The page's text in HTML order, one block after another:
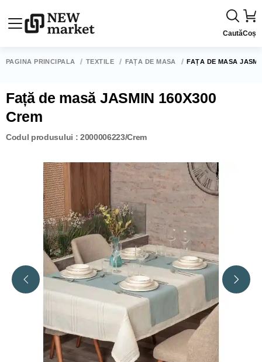
CautăCoș
PAGINA PRINCIPALĂ TEXTILE FAȚĂ DE MASĂ FAȚĂ DE MASĂ
Față de masă JASMIN 160X300
Crem
Codul produsului : 2000006223/Crem